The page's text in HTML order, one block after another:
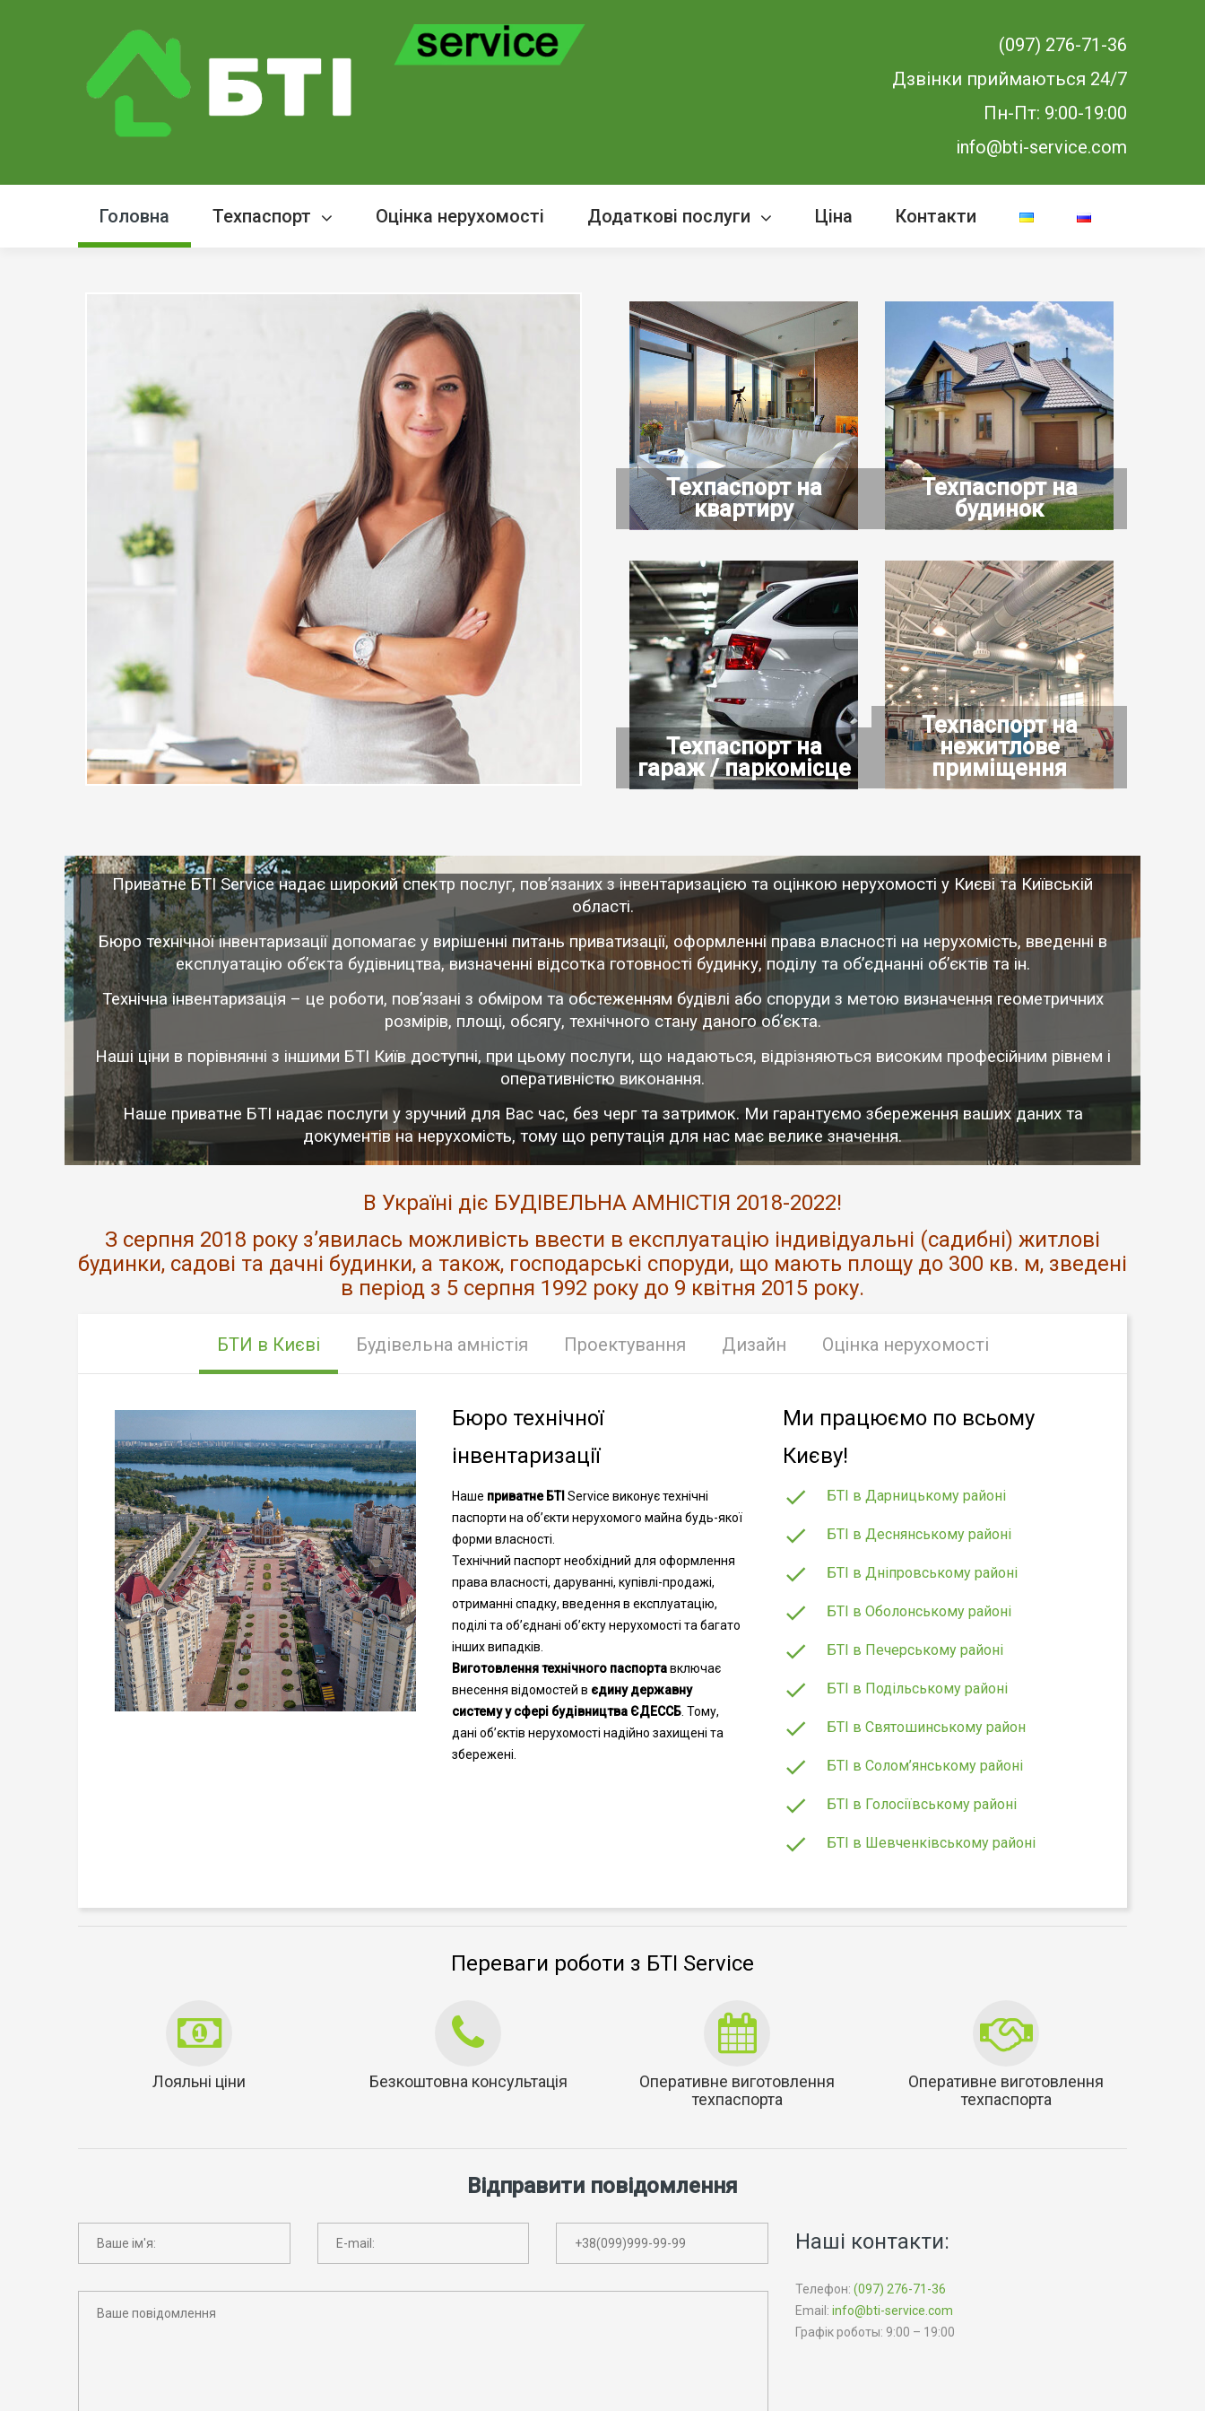
(097) 276-71-36
Дзвінки приймаються 24/7
Пн-Пт: 9:00-19:00
info@bti-service.com
Головна Техпаспорт Оцінка нерухомості Додаткові послуги Ціна Контакти
Техпаспорт на
квартиру
Техпаспорт на
будинок
Техпаспорт на
гараж / паркомісце
Техпаспорт на
нежитлове
приміщення
Приватне БТІ Service надає широкий спектр послуг, пов’язаних з інвентаризацією та оцінкою нерухомості у Києві та Київській
області.
Бюро технічної інвентаризації допомагає у вирішенні питань приватизації, оформленні права власності на нерухомість, введенні в
експлуатацію об’єкта будівництва, визначенні відсотка готовності будинку, поділу та об’єднанні об’єктів та ін.
Технічна інвентаризація – це роботи, пов’язані з обміром та обстеженням будівлі або споруди з метою визначення геометричних
розмірів, площі, обсягу, технічного стану даного об’єкта.
Наші ціни в порівнянні з іншими БТІ Київ доступні, при цьому послуги, що надаються, відрізняються високим професійним рівнем і
оперативністю виконання.
Наше приватне БТІ надає послуги у зручний для Вас час, без черг та затримок. Ми гарантуємо збереження ваших даних та
документів на нерухомість, тому що репутація для нас має велике значення.
В Україні діє БУДІВЕЛЬНА АМНІСТІЯ 2018-2022!
З серпня 2018 року з’явилась можливість ввести в експлуатацію індивідуальні (садибні) житлові
будинки, садові та дачні будинки, а також, господарські споруди, що мають площу до 300 кв. м, зведені
в період з 5 серпня 1992 року до 9 квітня 2015 року.
БТИ в Києві Будівельна амністія Проектування Дизайн Оцінка нерухомості
Бюро технічної
інвентаризації
Наше приватне БТІ Service виконує технічні
паспорти на об’єкти нерухомого майна будь-якої
форми власності.
Технічний паспорт необхідний для оформлення
права власності, даруванні, купівлі-продажі,
отриманні спадку, введення в експлуатацію,
поділі та об’єднані об’єкту нерухомості та багато
інших випадків.
Виготовлення технічного паспортавключає
внесення відомостей в єдину державну
систему у сфері будівництва ЄДЕССБ. Тому,
дані об’єктів нерухомості надійно захищені та
збережені.
Ми працюємо по всьому
Києву!
БТІ в Дарницькому районі
БТІ в Деснянському районі
БТІ в Дніпровському районі
БТІ в Оболонському районі
БТІ в Печерському районі
БТІ в Подільському районі
БТІ в Святошинському район
БТІ в Солом’янському районі
БТІ в Голосіївському районі
БТІ в Шевченківському районі
Переваги роботи з БТІ Service
Лояльні ціни Безкоштовна консультація
Оперативне виготовлення
техпаспорта
Оперативне виготовлення
техпаспорта
Відправити повідомлення
Наші контакти:
Телефон: (097) 276-71-36
Email: info@bti-service.com
Графік роботы: 9:00 – 19:00